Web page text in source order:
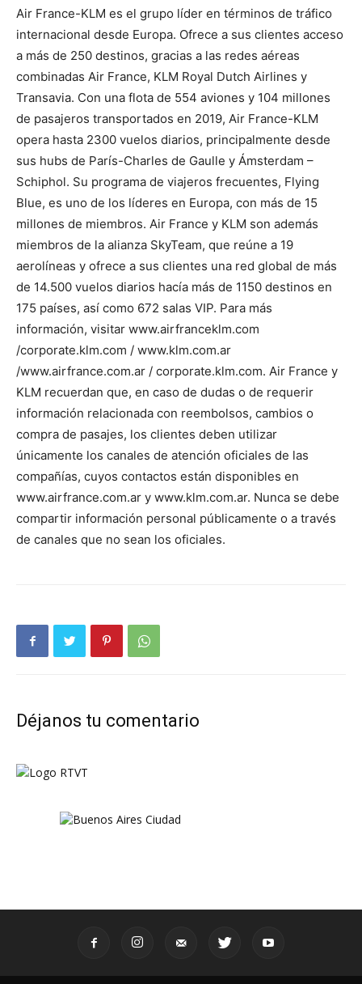
Air France-KLM es el grupo líder en términos de tráfico
internacional desde Europa. Ofrece a sus clientes acceso
a más de 250 destinos, gracias a las redes aéreas
combinadas Air France, KLM Royal Dutch Airlines y
Transavia. Con una flota de 554 aviones y 104 millones
de pasajeros transportados en 2019, Air France-KLM
opera hasta 2300 vuelos diarios, principalmente desde
sus hubs de París-Charles de Gaulle y Ámsterdam –
Schiphol. Su programa de viajeros frecuentes, Flying
Blue, es uno de los líderes en Europa, con más de 15
millones de miembros. Air France y KLM son además
miembros de la alianza SkyTeam, que reúne a 19
aerolíneas y ofrece a sus clientes una red global de más
de 14.500 vuelos diarios hacía más de 1150 destinos en
175 países, así como 672 salas VIP. Para más
información, visitar www.airfranceklm.com
/corporate.klm.com / www.klm.com.ar
/www.airfrance.com.ar / corporate.klm.com. Air France y
KLM recuerdan que, en caso de dudas o de requerir
información relacionada con reembolsos, cambios o
compra de pasajes, los clientes deben utilizar
únicamente los canales de atención oficiales de las
compañías, cuyos contactos están disponibles en
www.airfrance.com.ar y www.klm.com.ar. Nunca se debe
compartir información personal públicamente o a través
de canales que no sean los oficiales.
Déjanos tu comentario